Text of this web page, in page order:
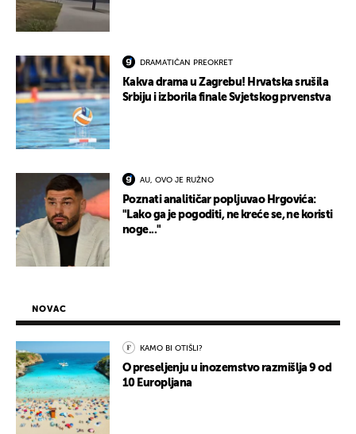
DRAMATIČAN PREOKRET
Kakva drama u Zagrebu! Hrvatska srušila
Srbiju i izborila finale Svjetskog prvenstva
AU, OVO JE RUŽNO
Poznati analitičar popljuvao Hrgovića:
"Lako ga je pogoditi, ne kreće se, ne koristi
noge..."
NOVAC
KAMO BI OTIŠLI?
O preseljenju u inozemstvo razmišlja 9 od
10 Europljana